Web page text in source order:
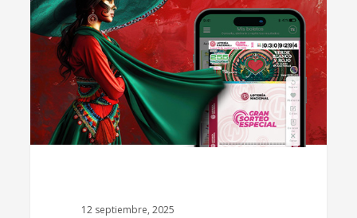
12 septiembre, 2025